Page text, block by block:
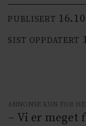
PUBLISERT
SIST OPPDATERT
ANNONSE KUN FOR
– Vi er meget